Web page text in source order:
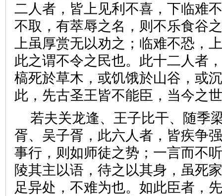
二人者，皆上见利不喜，下临难
不取，有萃辱之名，则不乐食谷
上虽厚赏无以劝之；临难不恐，
此之谓不令之民也。此十二人者
槁死於草木，或饥饿於山谷，或
此，先古圣王皆不能臣，当今
若夫关龙逢、王子比干、随季
胥、吴子胥，此六人者，皆疾争
事行，则如师徒之势；一言而不
陵其主以语，待之以其身，虽死
足异处，不难为也。如此臣者，